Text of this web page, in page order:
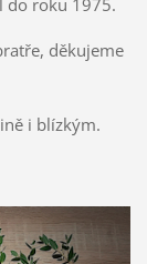
do roku 1975.
děkujeme
i blízkým.